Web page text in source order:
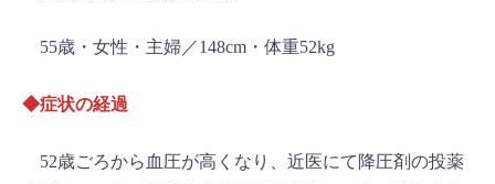
55歳・女性・主婦／148cm・体重52kg
◆症状の経過
52歳ごろから血圧が高くなり、近医にて降圧剤の投薬